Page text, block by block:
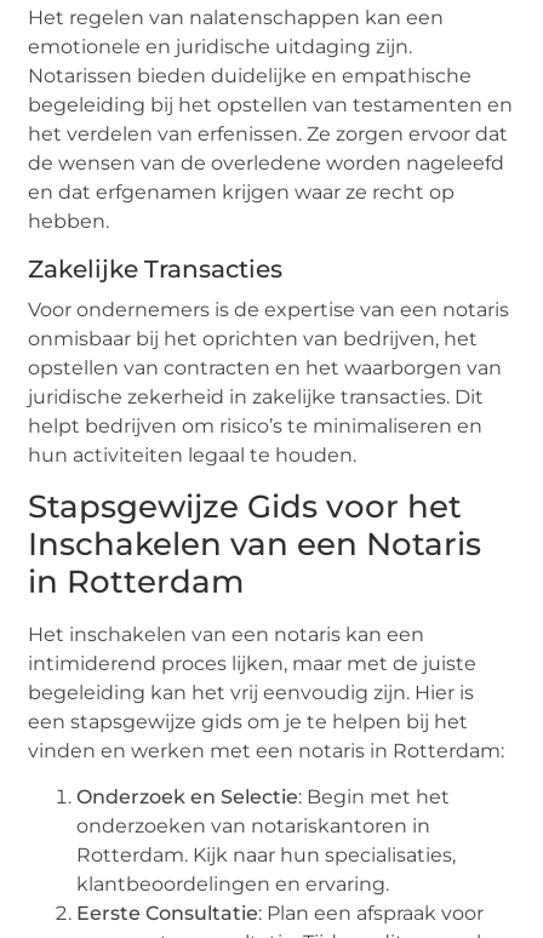
Het regelen van nalatenschappen kan een
emotionele en juridische uitdaging zijn.
Notarissen bieden duidelijke en empathische
begeleiding bij het opstellen van testamenten en
het verdelen van erfenissen. Ze zorgen ervoor dat
de wensen van de overledene worden nageleefd
en dat erfgenamen krijgen waar ze recht op
hebben.
Zakelijke Transacties
Voor ondernemers is de expertise van een notaris
onmisbaar bij het oprichten van bedrijven, het
opstellen van contracten en het waarborgen van
juridische zekerheid in zakelijke transacties. Dit
helpt bedrijven om risico’s te minimaliseren en
hun activiteiten legaal te houden.
Stapsgewijze Gids voor het
Inschakelen van een Notaris
in Rotterdam
Het inschakelen van een notaris kan een
intimiderend proces lijken, maar met de juiste
begeleiding kan het vrij eenvoudig zijn. Hier is
een stapsgewijze gids om je te helpen bij het
vinden en werken met een notaris in Rotterdam:
Onderzoek en Selectie: Begin met het
onderzoeken van notariskantoren in
Rotterdam. Kijk naar hun specialisaties,
klantbeoordelingen en ervaring.
Eerste Consultatie: Plan een afspraak voor